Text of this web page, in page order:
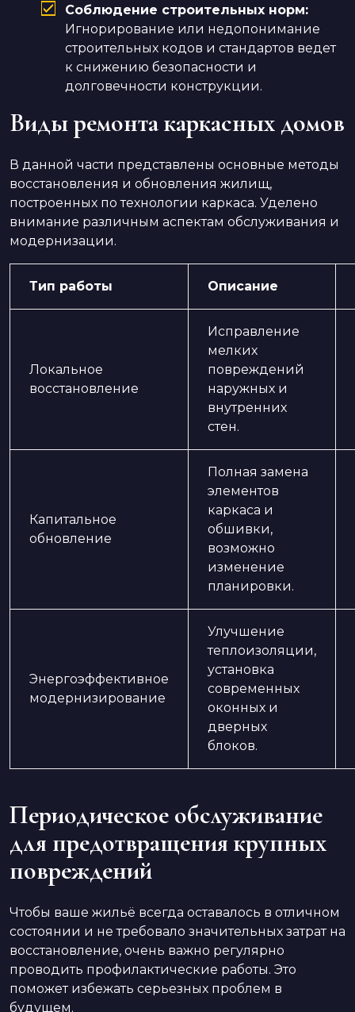
Соблюдение строительных норм:
Игнорирование или недопонимание
строительных кодов и стандартов ведет
к снижению безопасности и
долговечности конструкции.
Виды ремонта каркасных домов
В данной части представлены основные методы
восстановления и обновления жилищ,
построенных по технологии каркаса. Уделено
внимание различным аспектам обслуживания и
модернизации.
Тип работы Описание
Локальное
восстановление
Исправление
мелких
повреждений
наружных и
внутренних
стен.
Капитальное
обновление
Полная замена
элементов
каркаса и
обшивки,
возможно
изменение
планировки.
Энергоэффективное
модернизирование
Улучшение
теплоизоляции,
установка
современных
оконных и
дверных
блоков.
Периодическое обслуживание
для предотвращения крупных
повреждений
Чтобы ваше жильё всегда оставалось в отличном
состоянии и не требовало значительных затрат на
восстановление, очень важно регулярно
проводить профилактические работы. Это
поможет избежать серьезных проблем в
будущем.